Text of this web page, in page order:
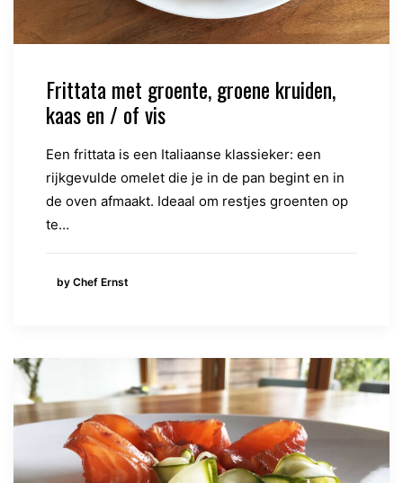
Frittata met groente, groene kruiden,
kaas en / of vis
Een frittata is een Italiaanse klassieker: een
rijkgevulde omelet die je in de pan begint en in
de oven afmaakt. Ideaal om restjes groenten op
te…
by Chef Ernst